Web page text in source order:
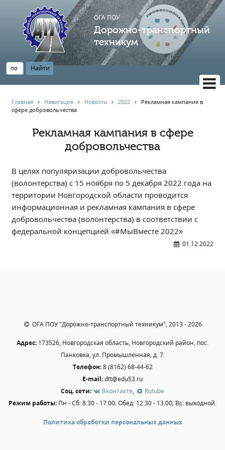
ОГА ПОУ
Дорожно-транспортный
техникум
НАВИГАЦИЯ
Главная
Профессионалитет
Опрос по качеству образования
Новости
Наблюдательный совет
Информация
Независимая оценка качества
Центр карьеры
Всероссийское чемпионатное движение
Региональная инновационная площадка
СВЕДЕНИЯ ОБ ОБРАЗОВАТЕЛЬНОЙ ОРГАНИЗАЦИИ
Основные сведения
Структура и органы управления образовательной
Главная › Навигация › Новости ›2022 › Рекламная кампания в
сфере добровольчества
Рекламная кампания в сфере
добровольчества
В целях популяризации добровольчества
(волонтерства) с 15 ноября по 5 декабря 2022 года на
территории Новгородской области проводится
информационная и рекламная кампания в сфере
добровольчества (волонтерства) в соответствии с
федеральной концепцией «#МыВместе 2022»
01.12.2022
ОГА ПОУ "Дорожно-транспортный техникум", 2013 - 2026
Адрес: 173526, Новгородская область, Новгородский район, пос.
Панковка, ул. Промышленная, д. 7.
Телефон:8 (8162) 68-44-62
E-mail:dtt@edu53.ru
Соц. сети:
Вконтакте,
Rutube
Режим работы: Пн - Сб: 8:30 - 17:00; Обед: 12:30 - 13:00; Вс: выходной.
Политика обработки персональных данных